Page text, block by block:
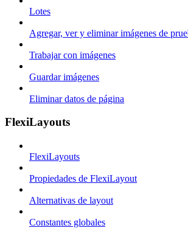
Lotes
Agregar, ver y eliminar imágenes de
Trabajar con imágenes
Guardar imágenes
Eliminar datos de página
FlexiLayouts
FlexiLayouts
Propiedades de FlexiLayout
Alternativas de layout
Constantes globales